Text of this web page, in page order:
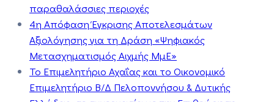
παραθαλάσσιες περιοχές
4η Απόφαση Έγκρισης Αποτελεσμάτων
Αξιολόγησης για τη Δράση «Ψηφιακός
Μετασχηματισμός Αιχμής ΜμΕ»
Το Επιμελητήριο Αχαΐας και το Οικονομικό
Επιμελητήριο Β/Δ Πελοποννήσου & Δυτικής